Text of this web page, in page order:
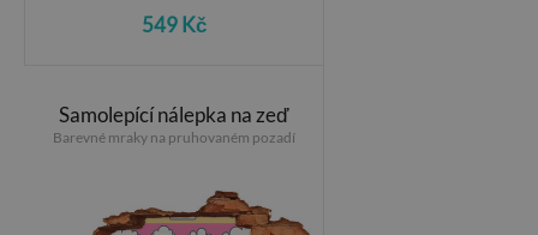
549 Kč
Samolepící nálepka na zeď
Barevné mraky na pruhovaném pozadí